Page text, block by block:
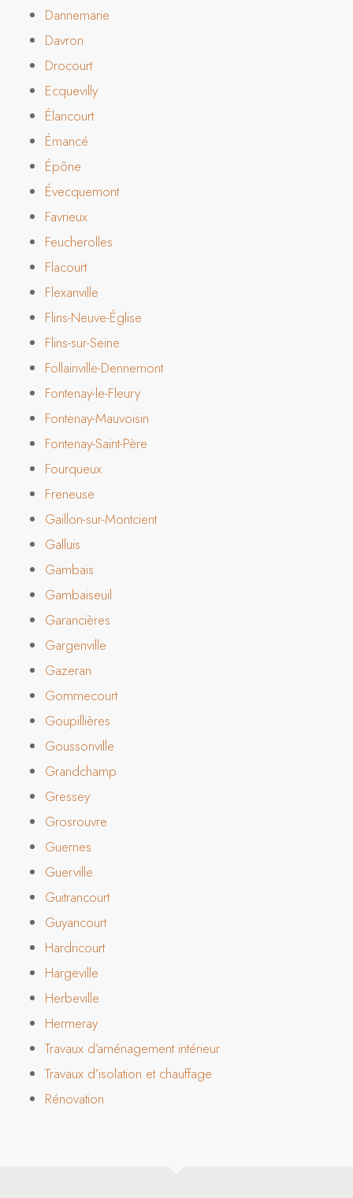
Dannemarie
Davron
Drocourt
Ecquevilly
Élancourt
Émancé
Épône
Évecquemont
Favrieux
Feucherolles
Flacourt
Flexanville
Flins-Neuve-Église
Flins-sur-Seine
Follainville-Dennemont
Fontenay-le-Fleury
Fontenay-Mauvoisin
Fontenay-Saint-Père
Fourqueux
Freneuse
Gaillon-sur-Montcient
Galluis
Gambais
Gambaiseuil
Garancières
Gargenville
Gazeran
Gommecourt
Goupillières
Goussonville
Grandchamp
Gressey
Grosrouvre
Guernes
Guerville
Guitrancourt
Guyancourt
Hardricourt
Hargeville
Herbeville
Hermeray
Travaux d’aménagement intérieur
Travaux d’isolation et chauffage
Rénovation